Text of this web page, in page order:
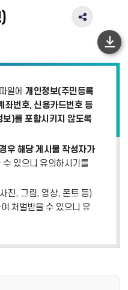
SNS
역
치
기
일에 개인정보(주민등록
좌번호, 신용카드번호 등
)를 포함시키지 않도록
우 해당 게시물 작성자가
수 있으니 유의하시기를
진, 그림, 영상, 폰트 등)
처벌받을 수 있으니 유
하
단